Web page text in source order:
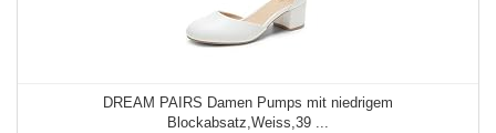
DREAM PAIRS Damen Pumps mit niedrigem
Blockabsatz,Weiss,39 ...